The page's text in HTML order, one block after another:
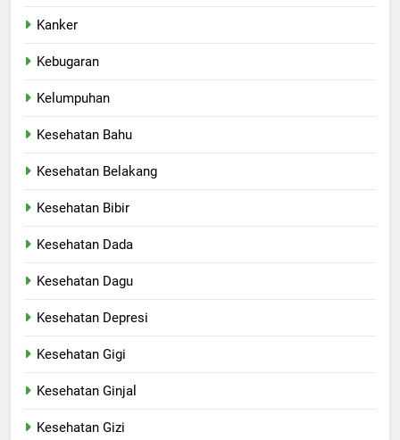
Kanker
Kebugaran
Kelumpuhan
Kesehatan Bahu
Kesehatan Belakang
Kesehatan Bibir
Kesehatan Dada
Kesehatan Dagu
Kesehatan Depresi
Kesehatan Gigi
Kesehatan Ginjal
Kesehatan Gizi